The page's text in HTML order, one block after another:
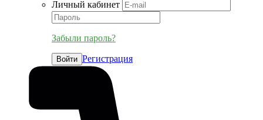
Личный кабинет
Забыли пароль?
Войти Регистрация